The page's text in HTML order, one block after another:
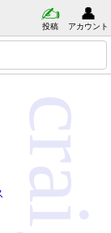
投稿 アカウント